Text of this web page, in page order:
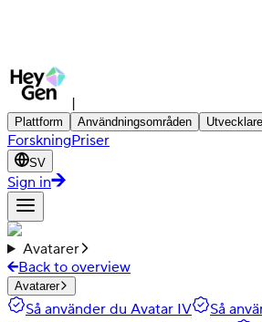
|
Plattform Användningsområden Utvecklare
ForskningPriser
SV
Sign in
Avatarer
Back to overview
Avatarer
Så använder du Avatar IV
Så